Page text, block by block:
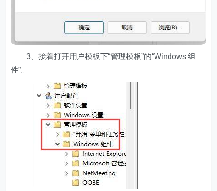
3、接着打开用户模板下“管理模板”的“Windows 组
件”。